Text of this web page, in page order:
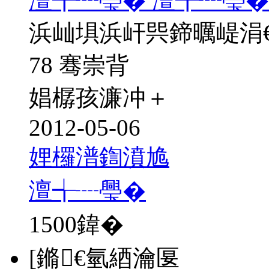
浜屾埧浜屽巺鍗曞崼涓
78 骞崇背
娼樼孩濂冲＋
2012-05-06
娌欏潽鍧濆尯
澶╅┈璺�
1500鍏�
[鏅€氫綇瀹匽